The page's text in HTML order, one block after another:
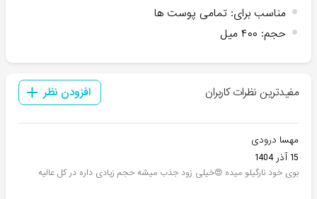
مناسب برای: تمامی پوست ها
حجم: ۴۰۰ میل
مفیدترین نظرات کاربران افزودن نظر
مهسا درودی
15 آذر 1404
بوی خود نارگیلو میده 😍خیلی زود جذب میشه حجم زیادی داره در کل عالیه